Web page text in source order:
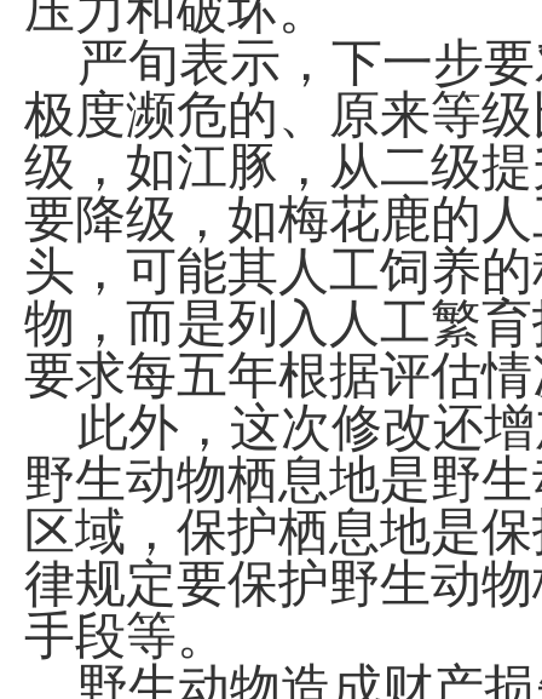
严旬表示，下一步
极度濒危的、原来等
级，如江豚，从二级
要降级，如梅花鹿的
头，可能其人工饲养
物，而是列入人工繁
要求每五年根据评估
此外，这次修改还
野生动物栖息地是野
区域，保护栖息地是
律规定要保护野生动
手段等。